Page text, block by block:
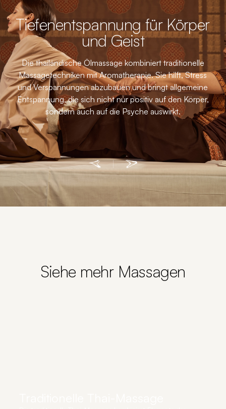
Tiefenentspannung für Körper
und Geist
Die thailändische Ölmassage kombiniert traditionelle
Massagetechniken mit Aromatherapie. Sie hilft, Stress
und Verspannungen abzubauen und bringt allgemeine
Entspannung, die sich nicht nur positiv auf den Körper,
sondern auch auf die Psyche auswirkt.
Siehe mehr Massagen